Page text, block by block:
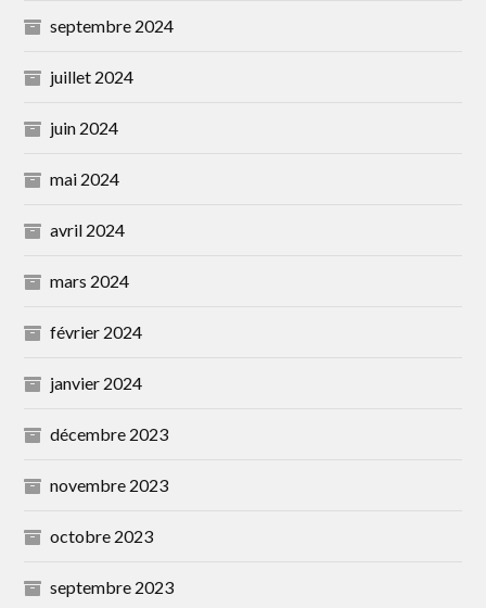
septembre 2024
juillet 2024
juin 2024
mai 2024
avril 2024
mars 2024
février 2024
janvier 2024
décembre 2023
novembre 2023
octobre 2023
septembre 2023